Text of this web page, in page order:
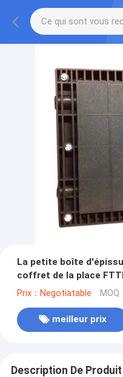
La petite boîte
coffret de la place
Prix：Negotiatable
meilleur prix
Description De Produit